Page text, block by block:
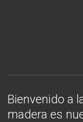
Bienvenido a
madera es